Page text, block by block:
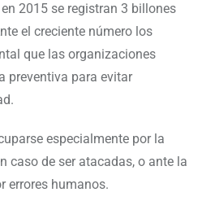
2015 se registran 3 billones
el creciente número los
que las organizaciones
preventiva para evitar
especialmente por la
caso de ser atacadas, o ante la
errores humanos.